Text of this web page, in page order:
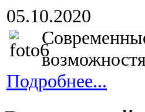
05.10.2020
Подробнее...